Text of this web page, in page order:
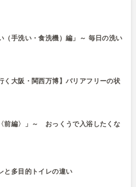
（手洗い・食洗機）編」～ 毎日の洗い
く大阪・関西万博】バリアフリーの状
前編〉」～ おっくうで入浴したくな
と多目的トイレの違い